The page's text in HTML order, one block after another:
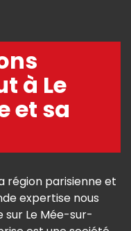
à Le
et sa
région parisienne et
expertise nous
sur Le Mée-sur-